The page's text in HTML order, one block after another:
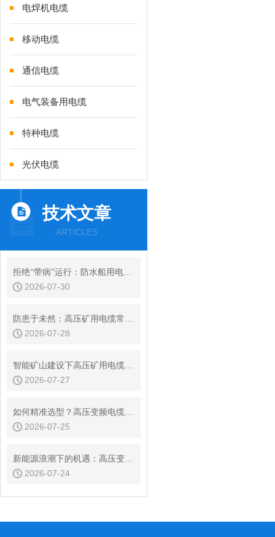
电焊机电缆
移动电缆
通信电缆
电气装备用电缆
特种电缆
光伏电缆
技术文章
ARTICLES
拒绝“带病”运行：防水船用电缆常见绝缘故障的诊断与预防性维护
2026-07-30
防患于未然：高压矿用电缆常见故障分析与在线监测策略
2026-07-28
智能矿山建设下高压矿用电缆的发展趋势
2026-07-27
如何精准选型？高压变频电缆的载流量与电压等级判定指南
2026-07-25
新能源浪潮下的机遇：高压变频电缆市场现状与发展前景
2026-07-24